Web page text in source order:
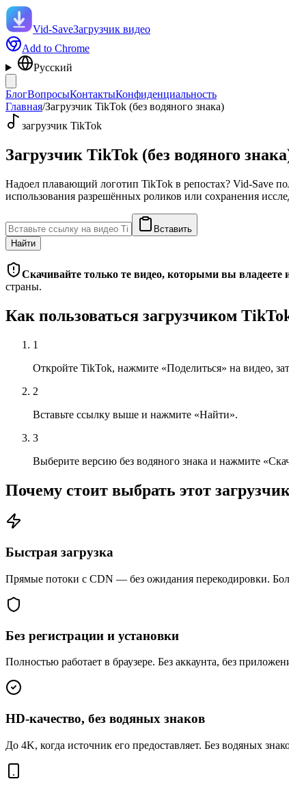
Vid-SaveЗагрузчик видео
Add to Chrome
Русский
БлогВопросыКонтактыКонфиденциальность
Главная/Загрузчик TikTok (без водяного знака)
загрузчик TikTok
Загрузчик TikTok (без водяного
Надоел плавающий логотип TikTok в репостах? Vid-Save
использования разрешённых роликов или сохранения
Вставить
Найти
Скачивайте только те видео, которыми вы владеете
страны.
Как пользоваться загрузчиком
1
Откройте TikTok, нажмите «Поделиться» на видео,
2
Вставьте ссылку выше и нажмите «Найти».
3
Выберите версию без водяного знака и нажмите
Почему стоит выбрать этот
Быстрая загрузка
Прямые потоки с CDN — без ожидания перекодировки.
Без регистрации и установки
Полностью работает в браузере. Без аккаунта, без
HD-качество, без водяных знаков
До 4K, когда источник его предоставляет. Без водяных